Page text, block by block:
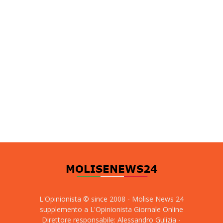
L'Opinionista © since 2008 - Molise News 24
supplemento a L'Opinionista Giornale Online
Direttore responsabile: Alessandro Gulizia -